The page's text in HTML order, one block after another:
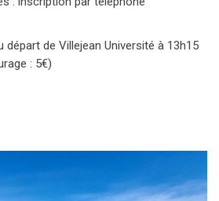
de Villejean Université à 13h15
: 5€)